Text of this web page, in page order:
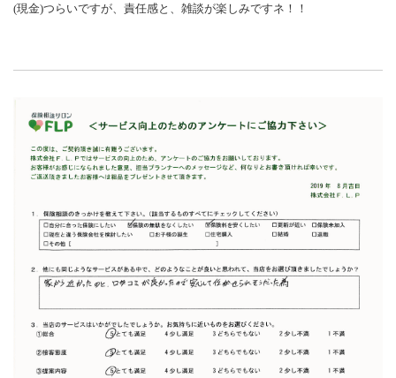
(現金)つらいですが、責任感と、雑談が楽しみですネ！！